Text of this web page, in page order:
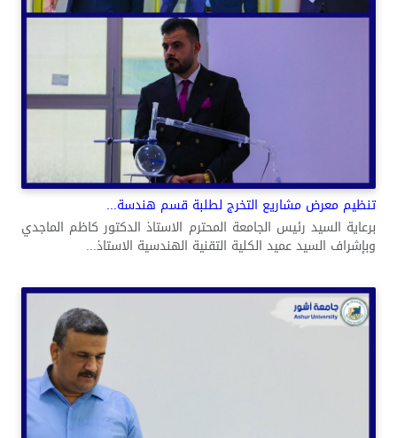
تنظيم معرض مشاريع التخرج لطلبة قسم هندسة...
برعاية السيد رئيس الجامعة المحترم الاستاذ الدكتور كاظم الماجدي
وبإشراف السيد عميد الكلية التقنية الهندسية الاستاذ...